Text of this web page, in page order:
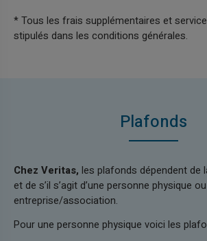
* Tous les frais supplémentaires et
stipulés dans les conditions générales.
Plafonds
Chez Veritas, les plafonds dépendent de
et de s’il s’agit d’une personne physique ou
entreprise/association.
Pour une personne physique voici les